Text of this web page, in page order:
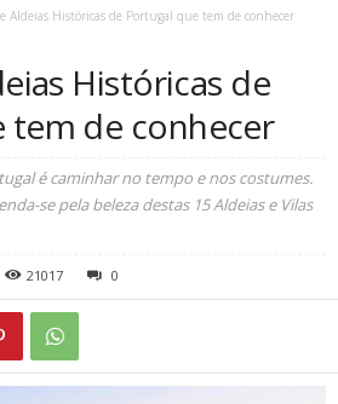
Aldeias Históricas de Portugal que tem de conhecer
Históricas de
tem de conhecer
é caminhar no tempo e nos costumes.
se pela beleza destas 15 Aldeias e Vilas
21017 0